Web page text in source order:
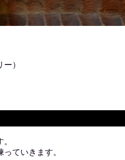
）
ていきます。